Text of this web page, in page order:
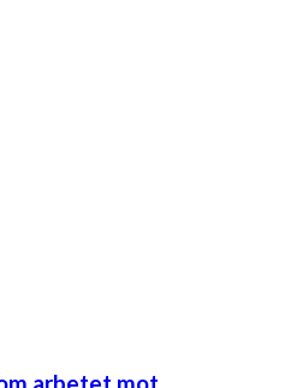
arbetet mot